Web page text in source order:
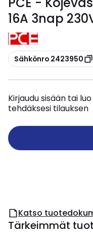
16A 3nap
Kopioi
Sähkönro 2423950
Kirjaudu sisään tai
tehdäksesi tilauksen
Katso
Tärkeimmät